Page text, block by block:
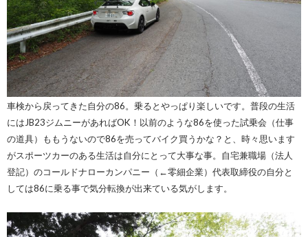
車検から戻ってきた自分の86。乗るとやっぱり楽しいです。普段の生活
にはJB23ジムニーがあればOK！以前のような86を使った試乗会（仕事
の道具）ももうないので86を売ってバイク買うかな？と、時々思います
がスポーツカーのある生活は自分にとって大事な事。自宅兼職場（法人
登記）のコールドナローカンパニー（←零細企業）代表取締役の自分と
しては86に乗る事で気分転換が出来ている気がします。